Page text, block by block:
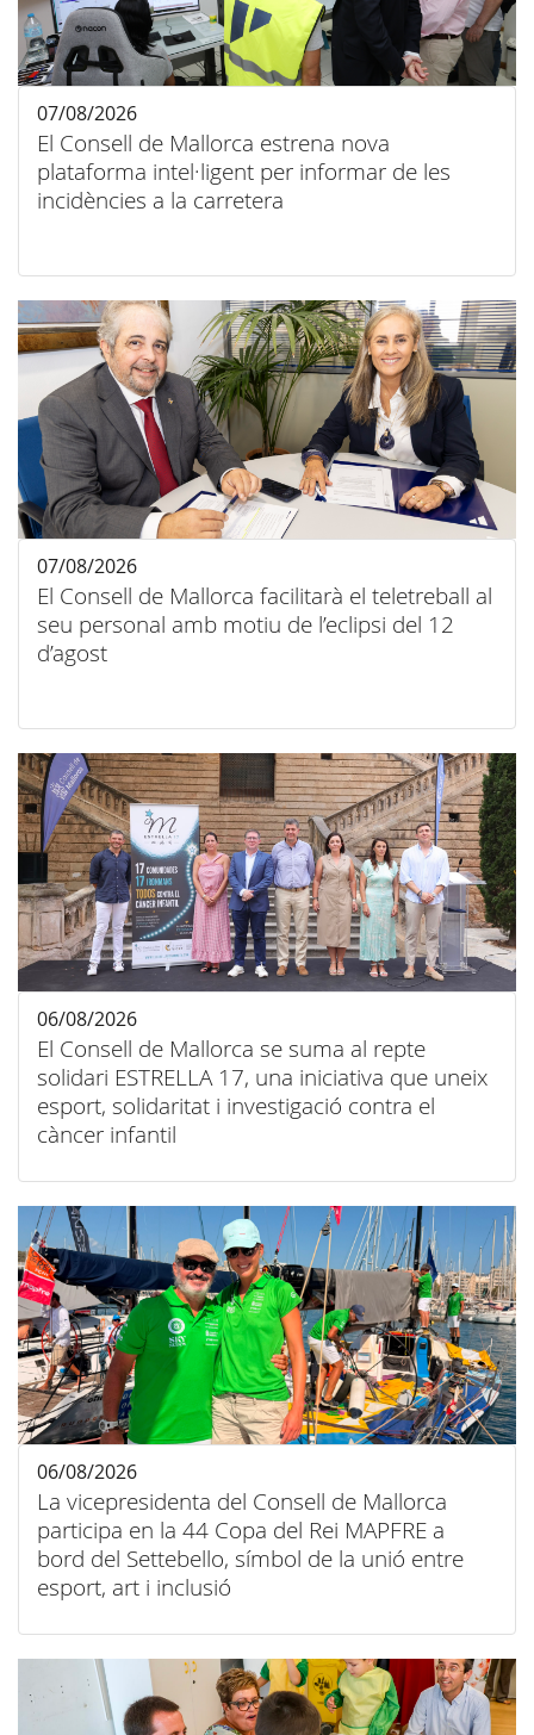
El Consell de Mallorca estrena nova
plataforma intel·ligent per informar de les
incidències a la carretera
07/08/2026
El Consell de Mallorca facilitarà el teletreball al
seu personal amb motiu de l’eclipsi del 12
d’agost
07/08/2026
El Consell de Mallorca se suma al repte
solidari ESTRELLA 17, una iniciativa que uneix
esport, solidaritat i investigació contra el
càncer infantil
06/08/2026
La vicepresidenta del Consell de Mallorca
participa en la 44 Copa del Rei MAPFRE a
bord del Settebello, símbol de la unió entre
esport, art i inclusió
06/08/2026